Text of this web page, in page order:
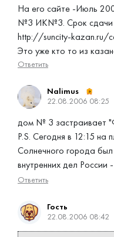
На его сайте -Июль
№3 ИК№3. Срок сдачи
http://suncity-kazan.ru/
Это уже кто то из
Ответить
Nalimus
22.08.2006 08:25
дом № 3 застраивает
P.S. Сегодня в 12:15 на
Солнечного города
внутренних дел России
Ответить
Гость
22.08.2006 08:42